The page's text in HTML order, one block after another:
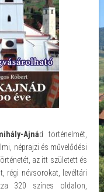
Ajnád történelmét,
néprajzi és művelődési
az itt született és
régi névsorokat, levéltári
320 színes oldalon,